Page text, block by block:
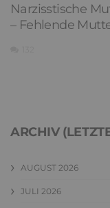
Narzisstische
– Fehlende
ARCHIV
AUGUST 2026
JULI 2026